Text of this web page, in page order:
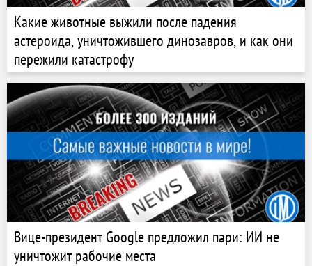
Какие животные выжили после падения
астероида, уничтожившего динозавров, и как они
пережили катастрофу
Вице-президент Google предложил пари: ИИ не
уничтожит рабочие места